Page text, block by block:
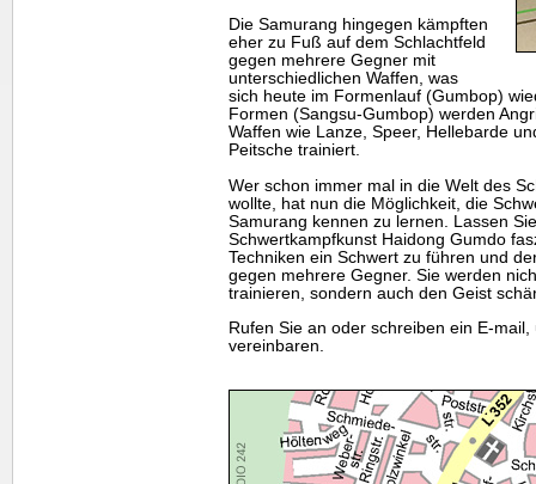
Die Samurang hingegen kämpften
eher zu Fuß auf dem Schlachtfeld
gegen mehrere Gegner mit
unterschiedlichen Waffen, was
sich heute im Formenlauf (Gumbop)
Formen (Sangsu-Gumbop) werden
Waffen wie Lanze, Speer, Hellebarde
Peitsche trainiert.
Wer schon immer mal in die Welt des
wollte, hat nun die Möglichkeit, die
Samurang kennen zu lernen. Lassen
Schwertkampfkunst Haidong Gumdo
Techniken ein Schwert zu führen und
gegen mehrere Gegner. Sie werden
trainieren, sondern auch den Geist
Rufen Sie an oder schreiben ein E-
vereinbaren.